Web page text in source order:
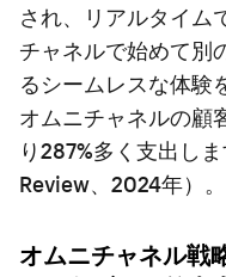
され、リアルタイム
チャネルで始めて別
るシームレスな体験
オムニチャネルの顧
り287%多く支出し
Review、2024年）。
オムニチャネル戦